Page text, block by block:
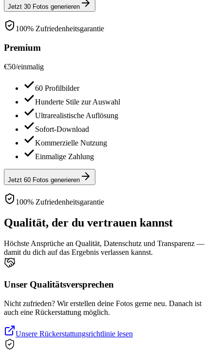
Jetzt 30 Fotos generieren
100% Zufriedenheitsgarantie
Premium
€50/einmalig
60 Profilbilder
Hunderte Stile zur Auswahl
Ultrarealistische Auflösung
Sofort-Download
Kommerzielle Nutzung
Einmalige Zahlung
Jetzt 60 Fotos generieren
100% Zufriedenheitsgarantie
Qualität, der du vertrauen kannst
Höchste Ansprüche an Qualität, Datenschutz und Transparenz —
damit du dich auf das Ergebnis verlassen kannst.
Unser Qualitätsversprechen
Nicht zufrieden? Wir erstellen deine Fotos gerne neu. Danach ist
auch eine Rückerstattung möglich.
Unsere Rückerstattungsrichtlinie lesen